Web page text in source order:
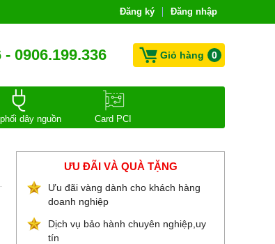
Đăng ký Đăng nhập
- 0906.199.336 Giỏ hàng 0
dây nguồn
Card PCI
ƯU ĐÃI VÀ QUÀ TẶNG
Ưu đãi vàng dành cho khách hàng
doanh nghiệp
Dịch vụ bảo hành chuyên nghiệp,uy
tín